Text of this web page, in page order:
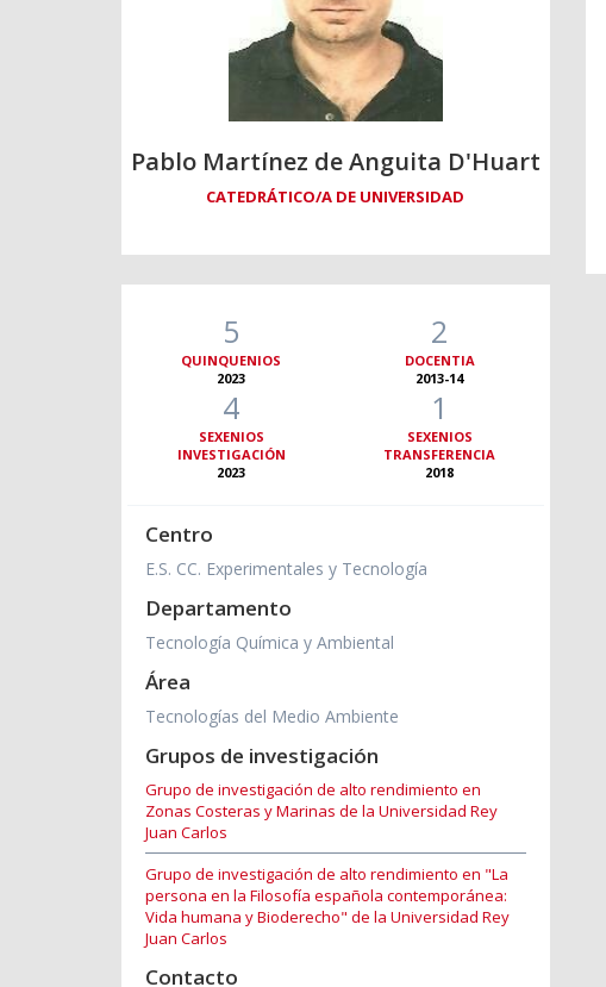
Pablo Martínez de Anguita D'Huart
CATEDRÁTICO/A DE UNIVERSIDAD
5
QUINQUENIOS
2023
2
DOCENTIA
2013-14
4
SEXENIOS
INVESTIGACIÓN
2023
1
SEXENIOS
TRANSFERENCIA
2018
Centro
E.S. CC. Experimentales y Tecnología
Departamento
Tecnología Química y Ambiental
Área
Tecnologías del Medio Ambiente
Grupos de investigación
Grupo de investigación de alto rendimiento en
Zonas Costeras y Marinas de la Universidad Rey
Juan Carlos
Grupo de investigación de alto rendimiento en "La
persona en la Filosofía española contemporánea:
Vida humana y Bioderecho" de la Universidad Rey
Juan Carlos
Contacto